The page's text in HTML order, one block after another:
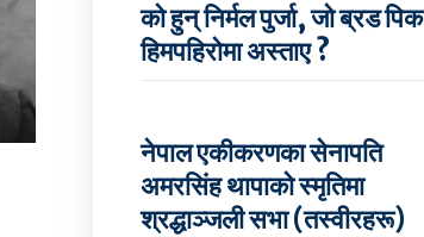
को हुन् निर्मल पुर्जा, जो ब्रड पिक
हिमपहिरोमा अस्ताए ?
नेपाल एकीकरणका सेनापति
अमरसिंह थापाको स्मृतिमा
श्रद्धाञ्जली सभा (तस्वीरहरू)